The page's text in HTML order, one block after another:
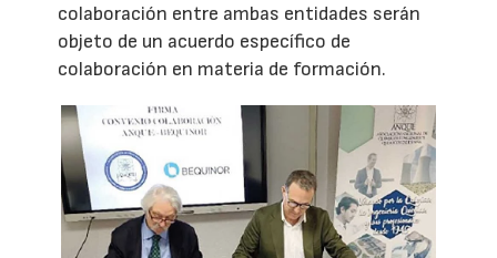
colaboración entre ambas entidades serán
objeto de un acuerdo específico de
colaboración en materia de formación.